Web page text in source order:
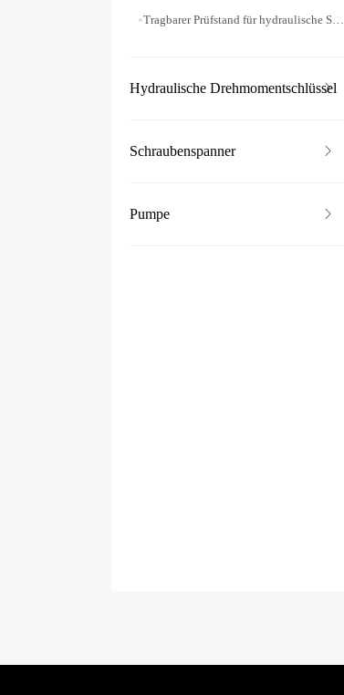
Tragbarer Prüfstand für hydraulische Schraubenschlüssel
Hydraulische Drehmomentschlüssel
Schraubenspanner
Pumpe